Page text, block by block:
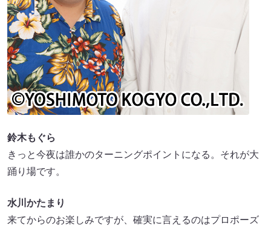
鈴木もぐら
きっと今夜は誰かのターニングポイントになる。それが大
踊り場です。
水川かたまり
来てからのお楽しみですが、確実に言えるのはプロポーズ